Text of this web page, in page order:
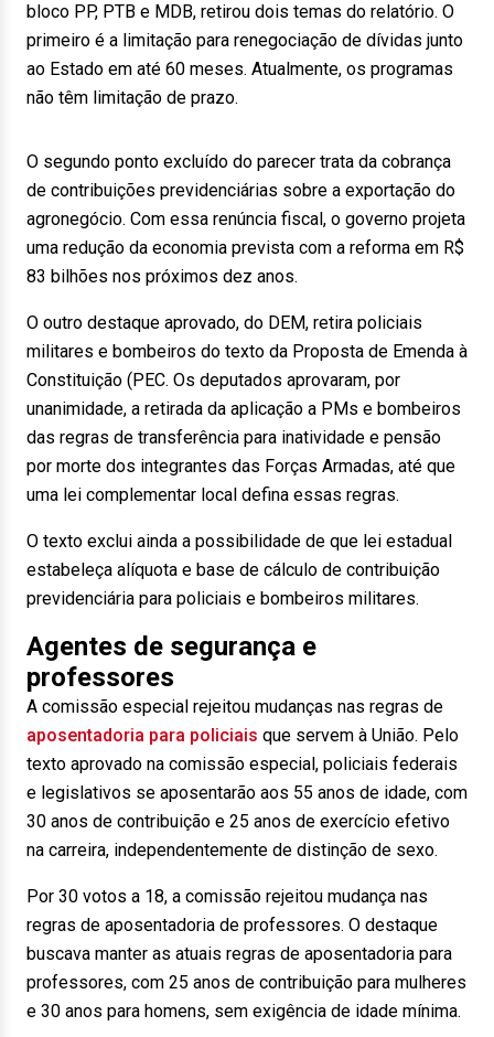
bloco PP, PTB e MDB, retirou dois temas do relatório. O
primeiro é a limitação para renegociação de dívidas junto
ao Estado em até 60 meses. Atualmente, os programas
não têm limitação de prazo.
O segundo ponto excluído do parecer trata da cobrança
de contribuições previdenciárias sobre a exportação do
agronegócio. Com essa renúncia fiscal, o governo projeta
uma redução da economia prevista com a reforma em R$
83 bilhões nos próximos dez anos.
O outro destaque aprovado, do DEM, retira policiais
militares e bombeiros do texto da Proposta de Emenda à
Constituição (PEC. Os deputados aprovaram, por
unanimidade, a retirada da aplicação a PMs e bombeiros
das regras de transferência para inatividade e pensão
por morte dos integrantes das Forças Armadas, até que
uma lei complementar local defina essas regras.
O texto exclui ainda a possibilidade de que lei estadual
estabeleça alíquota e base de cálculo de contribuição
previdenciária para policiais e bombeiros militares.
Agentes de segurança e
professores
A comissão especial rejeitou mudanças nas regras de
aposentadoria para policiais que servem à União. Pelo
texto aprovado na comissão especial, policiais federais
e legislativos se aposentarão aos 55 anos de idade, com
30 anos de contribuição e 25 anos de exercício efetivo
na carreira, independentemente de distinção de sexo.
Por 30 votos a 18, a comissão rejeitou mudança nas
regras de aposentadoria de professores. O destaque
buscava manter as atuais regras de aposentadoria para
professores, com 25 anos de contribuição para mulheres
e 30 anos para homens, sem exigência de idade mínima.